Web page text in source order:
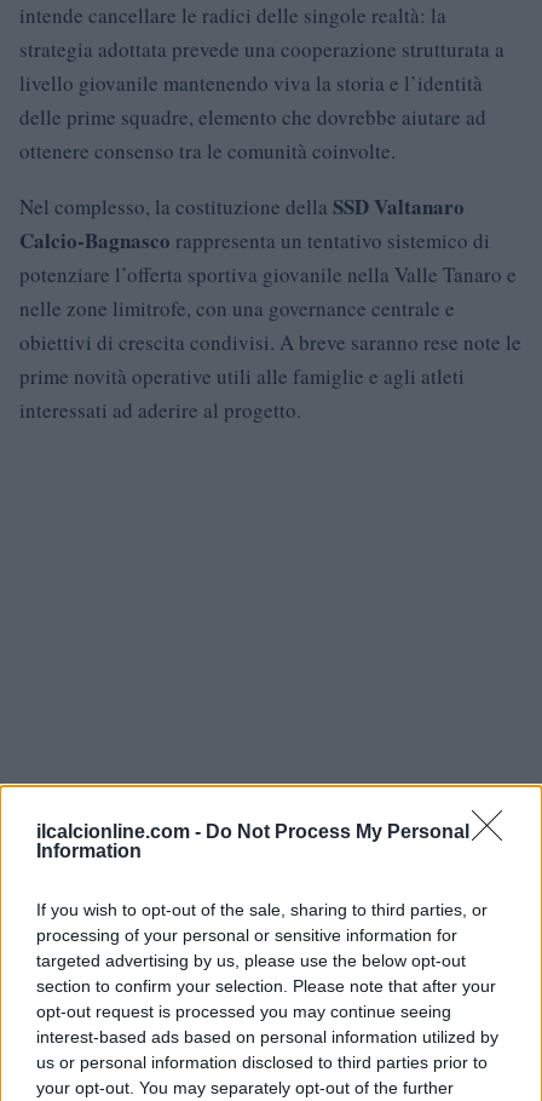
ilcalcionline.com - Do Not Process My Personal
Information
If you wish to opt-out of the sale, sharing to third parties, or
processing of your personal or sensitive information for
targeted advertising by us, please use the below opt-out
section to confirm your selection. Please note that after your
opt-out request is processed you may continue seeing
interest-based ads based on personal information utilized by
us or personal information disclosed to third parties prior to
your opt-out. You may separately opt-out of the further
intende cancellare le radici delle singole realtà: la
strategia adottata prevede una cooperazione strutturata a
livello giovanile mantenendo viva la storia e l’identità
delle prime squadre, elemento che dovrebbe aiutare ad
ottenere consenso tra le comunità coinvolte.
Nel complesso, la costituzione della SSD Valtanaro
Calcio-Bagnasco rappresenta un tentativo sistemico di
potenziare l’offerta sportiva giovanile nella Valle Tanaro e
nelle zone limitrofe, con una governance centrale e
obiettivi di crescita condivisi. A breve saranno rese note le
prime novità operative utili alle famiglie e agli atleti
interessati ad aderire al progetto.
AUTORE
Francesca Lombardi
Francesca Lombardi, fiorentina, prese appunti
tecnici dal primo box di un circuito toscano e
da allora firma approfondimenti sui motori. In
redazione sostiene un approccio metodico alle
prove su pista, cura il format 'tecnica e